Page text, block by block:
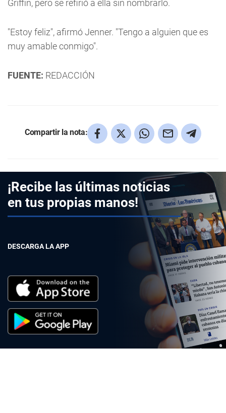
Griffin, pero se refirió a ella sin nombrarlo.
"Estoy feliz", afirmó Jenner. "Tengo a alguien que es
muy amable conmigo".
FUENTE: REDACCIÓN
Compartir la nota:
¡Recibe las últimas noticias
en tus propias manos!
DESCARGA LA APP